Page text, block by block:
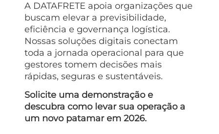
A DATAFRETE apoia organizações que
buscam elevar a previsibilidade,
eficiência e governança logística.
Nossas soluções digitais conectam
toda a jornada operacional para que
gestores tomem decisões mais
rápidas, seguras e sustentáveis.
Solicite uma demonstração e
descubra como levar sua operação a
um novo patamar em 2026.